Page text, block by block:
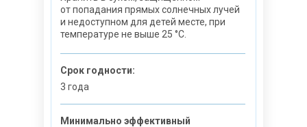
Срок годности:
Минимально эффективный
от попадания прямых солнечных лучей
и недоступном для детей месте, при
температуре не выше 25 °C.
3 года